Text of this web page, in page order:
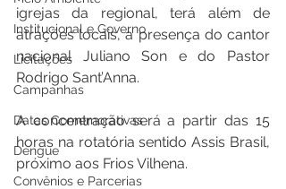
Institucional e Governo
Licitações
Campanhas
Datas Comemorativas
Dengue
Convênios e Parcerias
igrejas da regional, terá além de
atrações locais, a presença do cantor
nacional Juliano Son e do Pastor
Rodrigo Sant’Anna.
A concentração será a partir das 15
horas na rotatória sentido Assis Brasil,
próximo aos Frios Vilhena.